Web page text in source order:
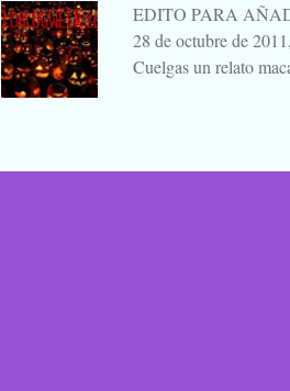
EDITO PARA
28 de octubre de
Cuelgas un relato
a continuación vas
¿verdad? Pues eso.